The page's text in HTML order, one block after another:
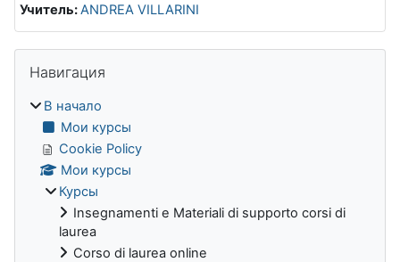
Учитель:ANDREA VILLARINI
Блоки
Навигация
В начало
Мои курсы
Cookie Policy
Мои курсы
Курсы
Insegnamenti e Materiali di supporto corsi di
laurea
Corso di laurea online